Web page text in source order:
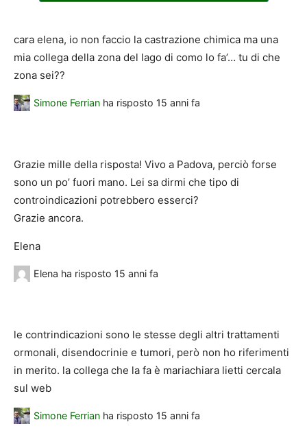
cara elena, io non faccio la castrazione chimica ma una
mia collega della zona del lago di como lo fa’… tu di che
zona sei??
Simone Ferrian ha risposto 15 anni fa
Grazie mille della risposta! Vivo a Padova, perciò forse
sono un po’ fuori mano. Lei sa dirmi che tipo di
controindicazioni potrebbero esserci?
Grazie ancora.
Elena
Elena ha risposto 15 anni fa
le contrindicazioni sono le stesse degli altri trattamenti
ormonali, disendocrinie e tumori, però non ho riferimenti
in merito. la collega che la fa è mariachiara lietti cercala
sul web
Simone Ferrian ha risposto 15 anni fa